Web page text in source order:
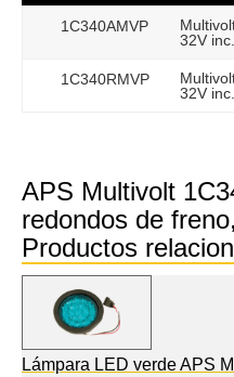
1C340AMVP
32V
1C340RMVP
32V
APS Multivolt
redondos de
Productos
Lámpara LED verde APS